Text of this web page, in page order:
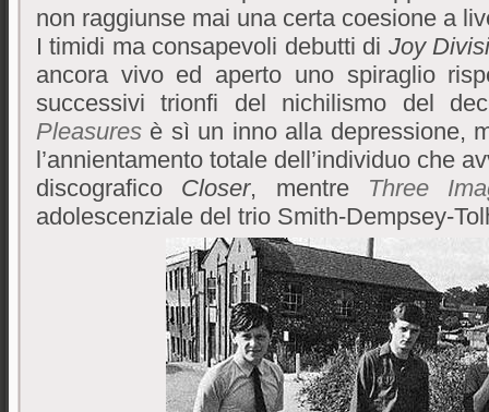
non raggiunse mai una certa coesione a
I timidi ma consapevoli debutti di Joy
ancora vivo ed aperto uno spiraglio
successivi trionfi del nichilismo del
Pleasures è sì un inno alla depressione,
l’annientamento totale dell’individuo che
discografico Closer, mentre Three
adolescenziale del trio Smith-Dempsey-